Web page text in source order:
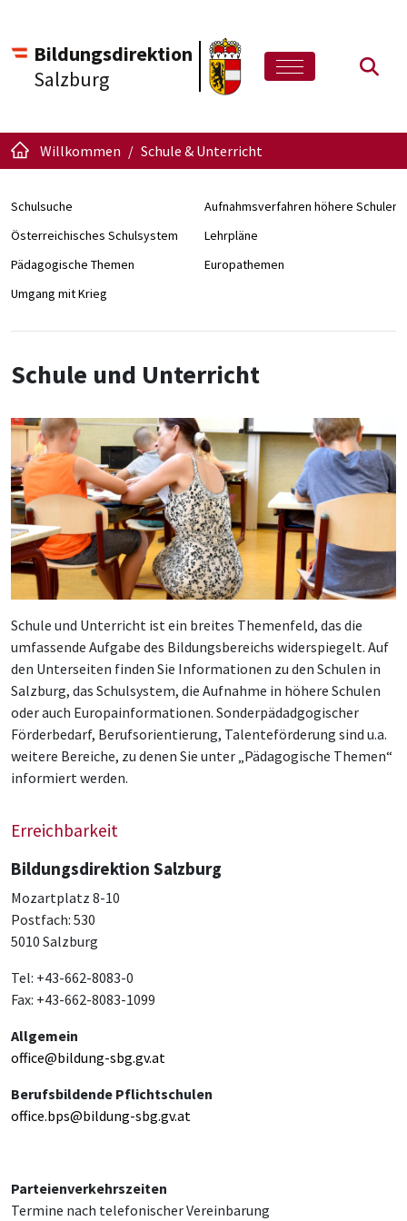
Bildungsdirektion
Salzburg
Willkommen Schule & Unterricht
Schulsuche
Aufnahmsverfahren höhere Schulen
Österreichisches Schulsystem
Lehrpläne
Pädagogische Themen
Europathemen
Umgang mit Krieg
Schule und Unterricht
Schule und Unterricht ist ein breites Themenfeld, das die
umfassende Aufgabe des Bildungsbereichs widerspiegelt. Auf
den Unterseiten finden Sie Informationen zu den Schulen in
Salzburg, das Schulsystem, die Aufnahme in höhere Schulen
oder auch Europainformationen. Sonderpädadgogischer
Förderbedarf, Berufsorientierung, Talenteförderung sind u.a.
weitere Bereiche, zu denen Sie unter „Pädagogische Themen“
informiert werden.
Erreichbarkeit
Bildungsdirektion Salzburg
Mozartplatz 8-10
Postfach: 530
5010 Salzburg
Tel: +43-662-8083-0
Fax: +43-662-8083-1099
Allgemein
office@bildung-sbg.gv.at
Berufsbildende Pflichtschulen
office.bps@bildung-sbg.gv.at
Parteienverkehrszeiten
Termine nach telefonischer Vereinbarung